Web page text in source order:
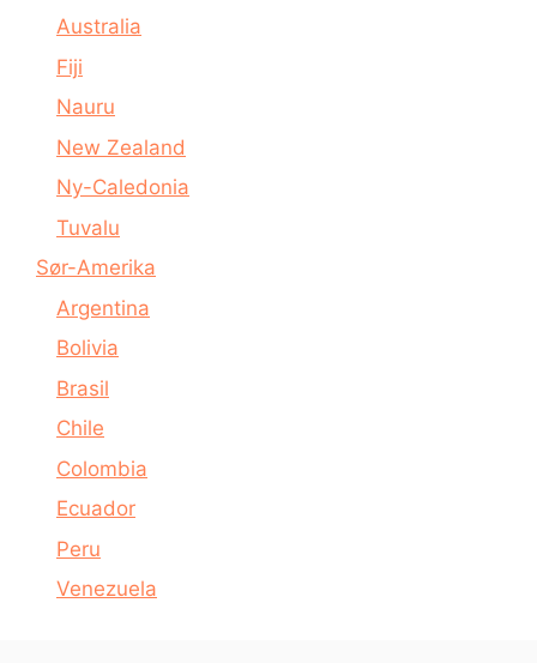
Australia
Fiji
Nauru
New Zealand
Ny-Caledonia
Tuvalu
Sør-Amerika
Argentina
Bolivia
Brasil
Chile
Colombia
Ecuador
Peru
Venezuela